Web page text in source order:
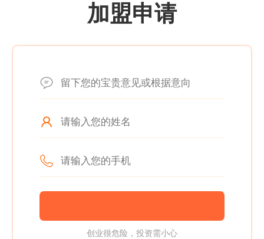
加盟申请
创业很危险，投资需小心